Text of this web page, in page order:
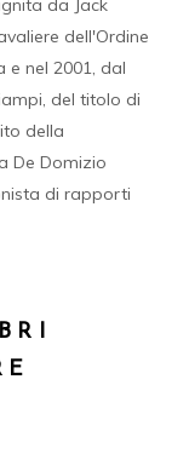
da Jack
dell'Ordine
e nel 2001, dal
del titolo di
della
De Domizio
di rapporti